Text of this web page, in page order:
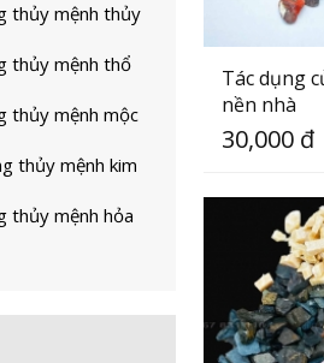
thủy mệnh thủy
thủy mệnh thổ
thủy mệnh mộc
thủy mệnh kim
thủy mệnh hỏa
Tác dụng
nền nhà
30,000 đ